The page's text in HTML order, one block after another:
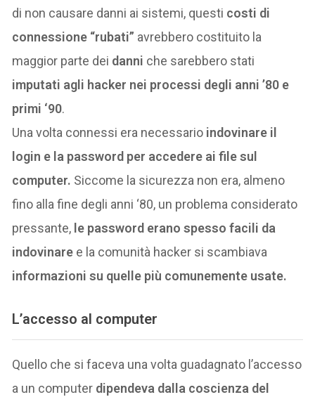
di non causare danni ai sistemi, questi costi di
connessione “rubati” avrebbero costituito la
maggior parte dei danni che sarebbero stati
imputati agli hacker nei processi degli anni ’80 e
primi ‘90.
Una volta connessi era necessario indovinare il
login e la password per accedere ai file sul
computer. Siccome la sicurezza non era, almeno
fino alla fine degli anni ‘80, un problema considerato
pressante, le password erano spesso facili da
indovinare e la comunità hacker si scambiava
informazioni su quelle più comunemente usate.
L’accesso al computer
Quello che si faceva una volta guadagnato l’accesso
a un computer dipendeva dalla coscienza del